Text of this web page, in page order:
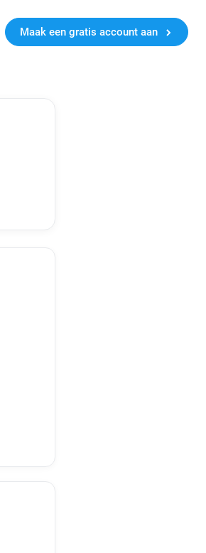
Maak een gratis account aan